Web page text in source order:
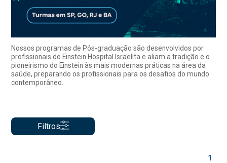
Nossos programas de Pós-graduação são desenvolvidos por
profissionais do Einstein Hospital Israelita e aliam a tradição e o
pioneirismo do Einstein às mais modernas práticas na área da
saúde, preparando os profissionais para os desafios do mundo
contemporâneo.
Filtros
1